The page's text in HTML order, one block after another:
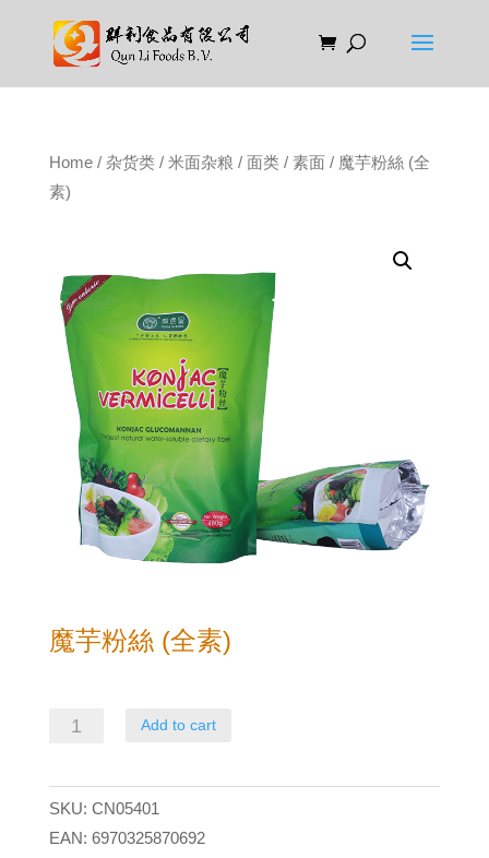
Home/ 杂货类/ 米面杂粮 / 面类/ 素面 / 魔芋粉絲 (全
素)
魔芋粉絲 (全素)
絲
(全
Add to cart
SKU: CN05401
EAN: 6970325870692